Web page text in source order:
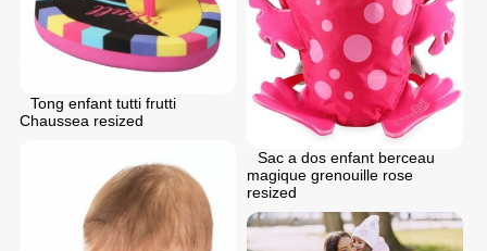
Tong enfant tutti frutti
Chaussea resized
Sac a dos enfant berceau
magique grenouille rose
resized